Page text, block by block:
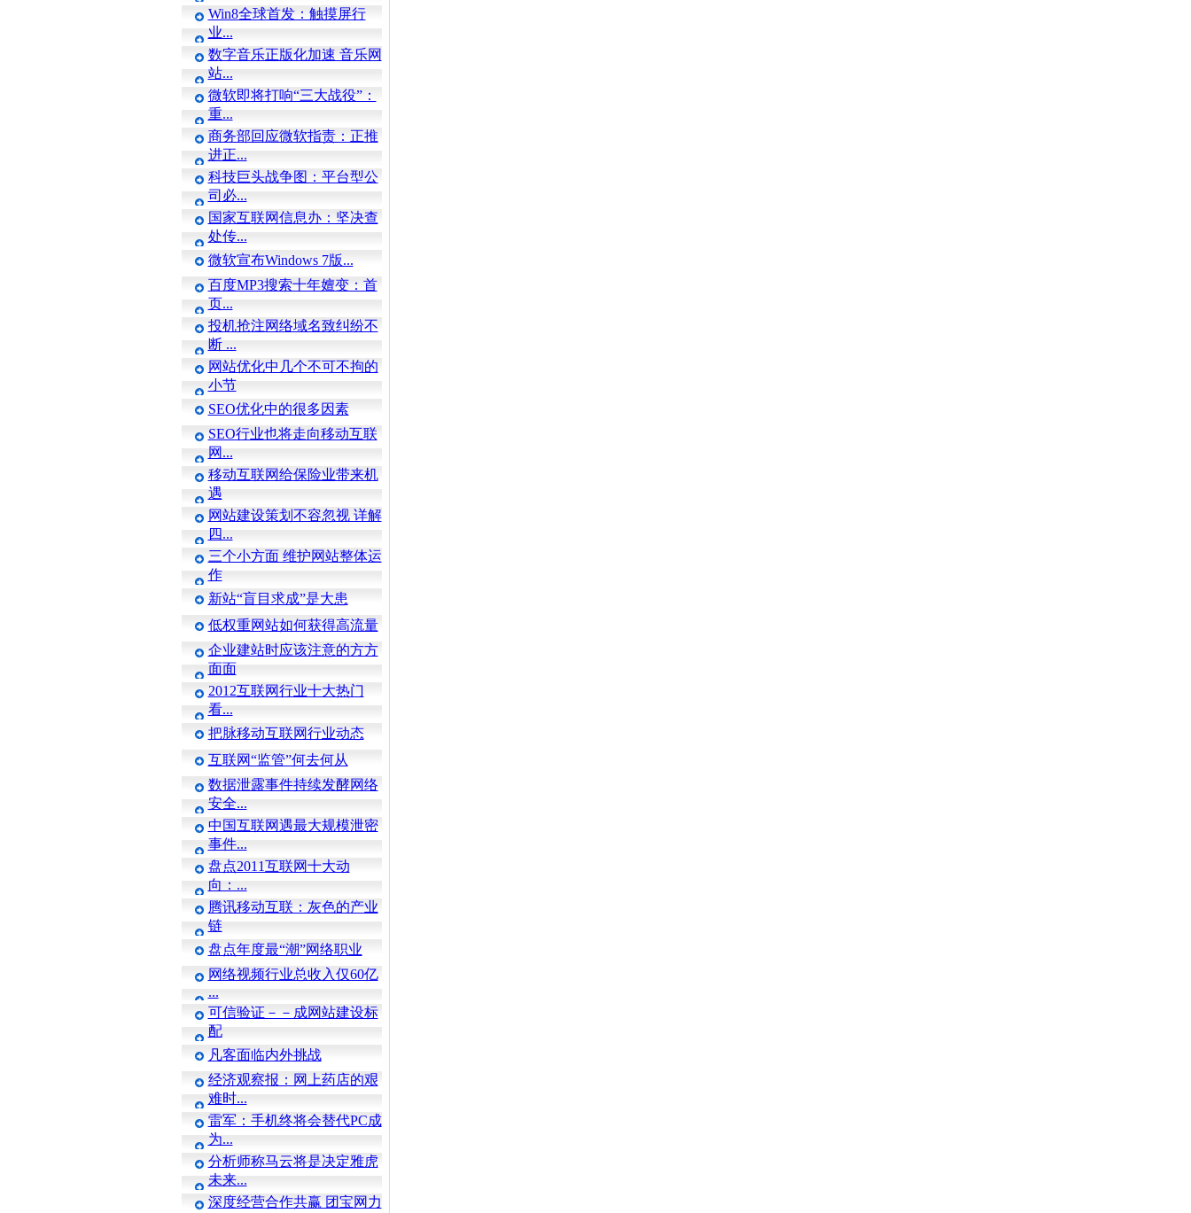
Win8全球首发：触摸屏行
业...
数字音乐正版化加速 音乐网
站...
微软即将打响“三大战役”：
重...
商务部回应微软指责：正推
进正...
科技巨头战争图：平台型公
司必...
国家互联网信息办：坚决查
处传...
微软宣布Windows 7版...
百度MP3搜索十年嬗变：首
页...
投机抢注网络域名致纠纷不
断 ...
网站优化中几个不可不拘的
小节
SEO优化中的很多因素
SEO行业也将走向移动互联
网...
移动互联网给保险业带来机
遇
网站建设策划不容忽视 详解
四...
三个小方面 维护网站整体运
作
新站“盲目求成”是大患
低权重网站如何获得高流量
企业建站时应该注意的方方
面面
2012互联网行业十大热门
看...
把脉移动互联网行业动态
互联网“监管”何去何从
数据泄露事件持续发酵网络
安全...
中国互联网遇最大规模泄密
事件...
盘点2011互联网十大动
向：...
腾讯移动互联：灰色的产业
链
盘点年度最“潮”网络职业
网络视频行业总收入仅60亿
...
可信验证－－成网站建设标
配
凡客面临内外挑战
经济观察报：网上药店的艰
难时...
雷军：手机终将会替代PC成
为...
分析师称马云将是决定雅虎
未来...
深度经营合作共赢 团宝网力